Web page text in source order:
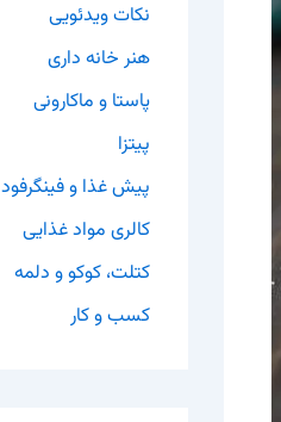
نکات ویدئویی
هنر خانه داری
پاستا و ماکارونی
پیتزا
پیش غذا و فینگرفود
کالری مواد غذایی
کتلت، کوکو و دلمه
کسب و کار